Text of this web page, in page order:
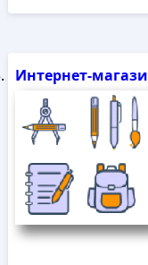
Интернет-